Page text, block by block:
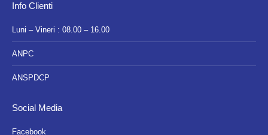
Info Clienti
Luni – Vineri : 08.00 – 16.00
ANPC
ANSPDCP
Social Media
Facebook